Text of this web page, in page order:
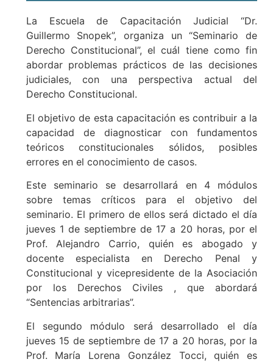
La Escuela de Capacitación Judicial “Dr.
Guillermo Snopek”, organiza un “Seminario de
Derecho Constitucional”, el cuál tiene como fin
abordar problemas prácticos de las decisiones
judiciales, con una perspectiva actual del
Derecho Constitucional.
El objetivo de esta capacitación es contribuir a la
capacidad de diagnosticar con fundamentos
teóricos constitucionales sólidos, posibles
errores en el conocimiento de casos.
Este seminario se desarrollará en 4 módulos
sobre temas críticos para el objetivo del
seminario. El primero de ellos será dictado el día
jueves 1 de septiembre de 17 a 20 horas, por el
Prof. Alejandro Carrio, quién es abogado y
docente especialista en Derecho Penal y
Constitucional y vicepresidente de la Asociación
por los Derechos Civiles , que abordará
“Sentencias arbitrarias”.
El segundo módulo será desarrollado el día
jueves 15 de septiembre de 17 a 20 horas, por la
Prof. María Lorena González Tocci, quién es